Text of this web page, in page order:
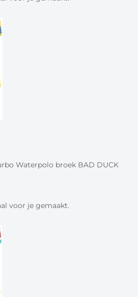
Waterpolo broek BAD DUCK
voor je gemaakt.